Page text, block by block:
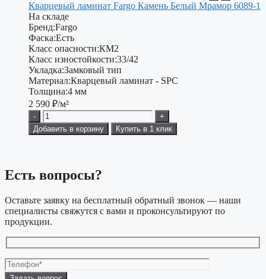
Кварцевый ламинат Fargo Камень Белый Мрамор 6089-1
На складе
Бренд:Fargo
Фаска:Есть
Класс опасности:КМ2
Класс изностойкости:33/42
Укладка:Замковый тип
Материал:Кварцевый ламинат - SPC
Толщина:4 мм
2 590 ₽/м²
-
+
Добавить в корзину
Купить в 1 клик
Есть вопросы?
Оставьте заявку на бесплатный обратный звонок — наши
специалисты свяжутся с вами и проконсультируют по
продукции.
Оставьте